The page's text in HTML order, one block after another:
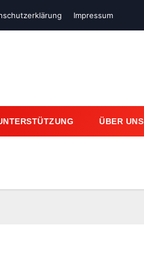
Impressum
ÜBER UNS